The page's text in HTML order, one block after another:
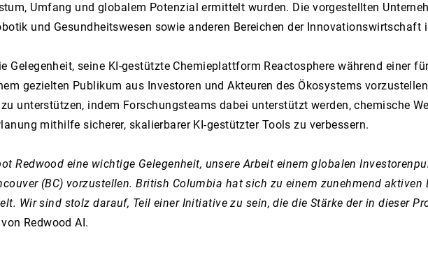
Umfang und globalem Potenzial ermittelt wurden. Die vorgestellten
und Gesundheitswesen sowie anderen Bereichen der Innovationswirtschaft
Gelegenheit, seine KI-gestützte Chemieplattform Reactosphere während einer
gezielten Publikum aus Investoren und Akteuren des Ökosystems
unterstützen, indem Forschungsteams dabei unterstützt werden, chemische
mithilfe sicherer, skalierbarer KI-gestützter Tools zu verbessern.
Redwood eine wichtige Gelegenheit, unsere Arbeit einem globalen
(BC) vorzustellen. British Columbia hat sich zu einem zunehmend aktiven
Wir sind stolz darauf, Teil einer Initiative zu sein, die die Stärke der in dieser
Redwood AI.